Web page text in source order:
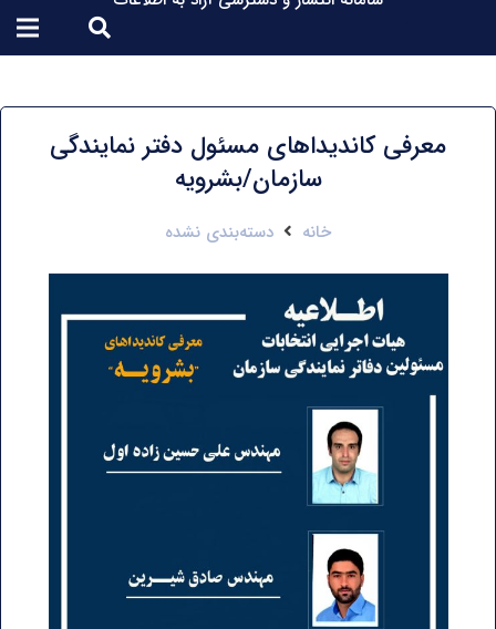
معرفی کاندیداهای مسئول دفتر نمایندگی
سازمان/بشرویه
خانه دسته‌بندی نشده